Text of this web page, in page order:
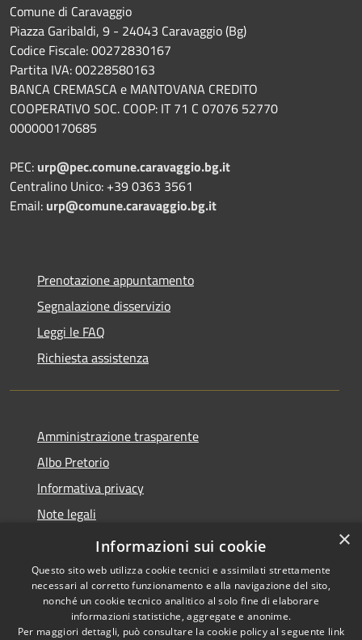
Comune di Caravaggio
Piazza Garibaldi, 9 - 24043 Caravaggio (Bg)
Codice Fiscale: 00272830167
Partita IVA: 00228580163
BANCA CREMASCA e MANTOVANA CREDITO
COOPERATIVO SOC. COOP: IT 71 C 07076 52770
000000170685
PEC: urp@pec.comune.caravaggio.bg.it
Centralino Unico: +39 0363 3561
Email: urp@comune.caravaggio.bg.it
Prenotazione appuntamento
Segnalazione disservizio
Leggi le FAQ
Richiesta assistenza
Amministrazione trasparente
Albo Pretorio
Informativa privacy
Note legali
Dichiarazione di accessibilità
Copyright © 2026 • Comune di
×
Informazioni sui cookie
Questo sito web utilizza cookie tecnici e assimilati strettamente
necessari al corretto funzionamento e alla navigazione del sito,
nonché un cookie tecnico analitico al solo fine di elaborare
informazioni statistiche, aggregate e anonime.
Per maggiori dettagli, può consultare la cookie policy al seguente link